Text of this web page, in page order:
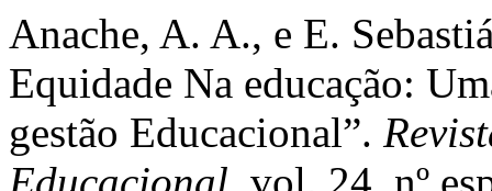
Anache, A. A., e E.
Equidade Na educação:
gestão Educacional”.